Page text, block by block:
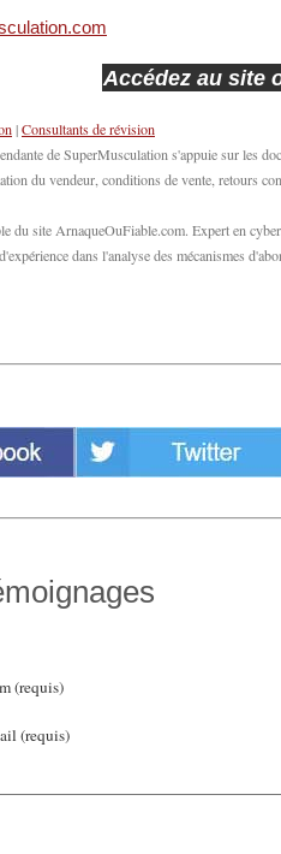
Accédez au site
|Consultants de révision
de SuperMusculation s'appuie sur les
du vendeur, conditions de vente, retours
du site ArnaqueOuFiable.com. Expert en
dans l'analyse des mécanismes
(requis)
(requis)